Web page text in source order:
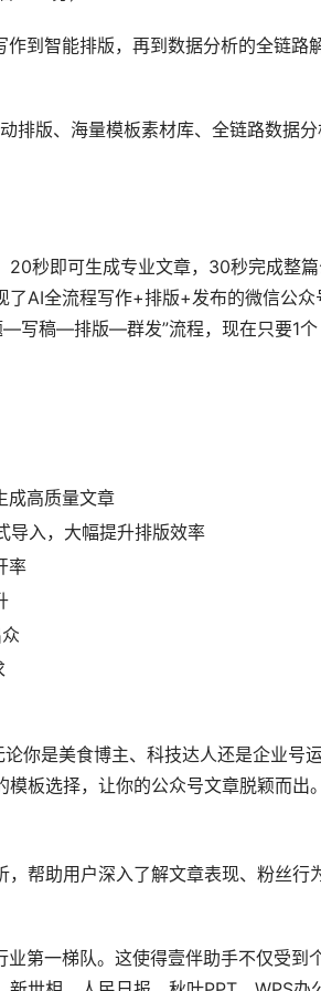
到智能排版，再到数据分析的全链路
排版、海量模板素材库、全链路数据
20秒即可生成专业文章，30秒完成整
了AI全流程写作+排版+发布的微信公众
—写稿—排版—群发”流程，现在只要1个
成高质量文章